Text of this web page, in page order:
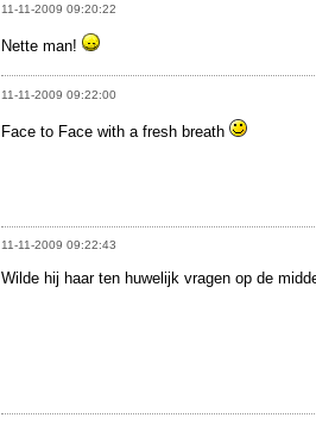
11-11-2009 09:20:22
Nette man!
11-11-2009 09:22:00
Face to Face with a fresh breath
11-11-2009 09:22:43
Wilde hij haar ten huwelijk vragen op de